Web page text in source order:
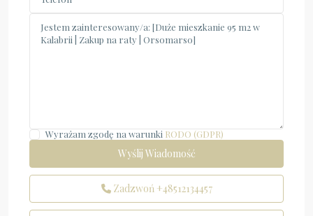
Wyrażam zgodę na warunki RODO (GDPR)
Zadzwoń +48512134457